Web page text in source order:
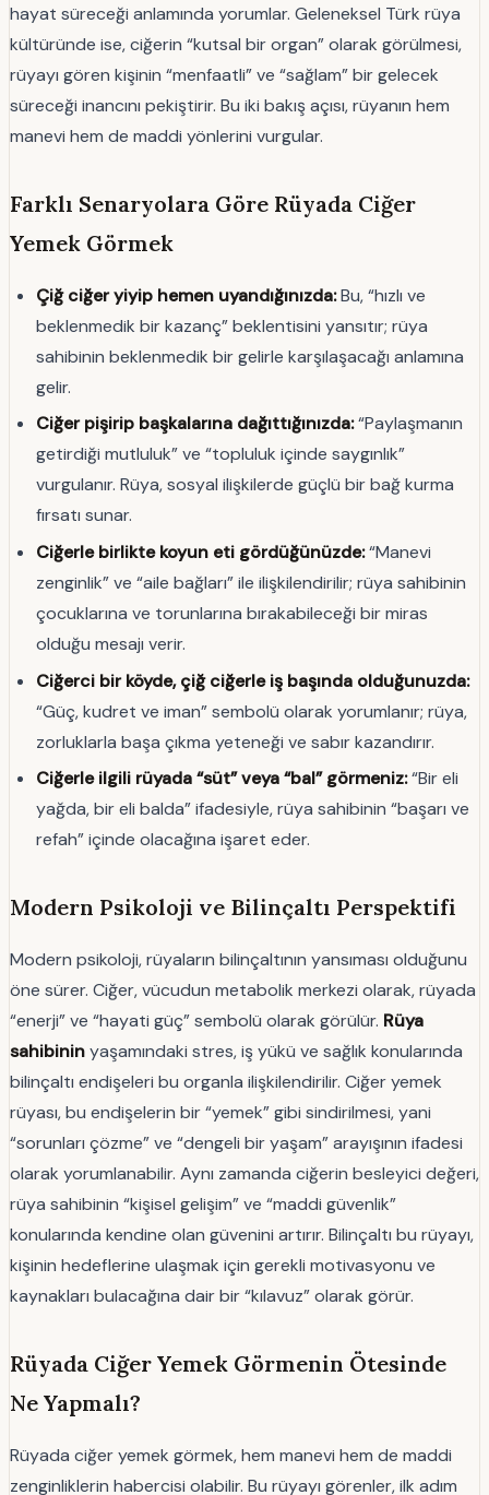
hayat süreceği anlamında yorumlar. Geleneksel Türk rüya
kültüründe ise, ciğerin “kutsal bir organ” olarak görülmesi,
rüyayı gören kişinin “menfaatli” ve “sağlam” bir gelecek
süreceği inancını pekiştirir. Bu iki bakış açısı, rüyanın hem
manevi hem de maddi yönlerini vurgular.
Farklı Senaryolara Göre Rüyada Ciğer
Yemek Görmek
Çiğ ciğer yiyip hemen uyandığınızda:Bu, “hızlı ve
beklenmedik bir kazanç” beklentisini yansıtır; rüya
sahibinin beklenmedik bir gelirle karşılaşacağı anlamına
gelir.
Ciğer pişirip başkalarına dağıttığınızda:“Paylaşmanın
getirdiği mutluluk” ve “topluluk içinde saygınlık”
vurgulanır. Rüya, sosyal ilişkilerde güçlü bir bağ kurma
fırsatı sunar.
Ciğerle birlikte koyun eti gördüğünüzde:“Manevi
zenginlik” ve “aile bağları” ile ilişkilendirilir; rüya sahibinin
çocuklarına ve torunlarına bırakabileceği bir miras
olduğu mesajı verir.
Ciğerci bir köyde, çiğ ciğerle iş başında olduğunuzda:
“Güç, kudret ve iman” sembolü olarak yorumlanır; rüya,
zorluklarla başa çıkma yeteneği ve sabır kazandırır.
Ciğerle ilgili rüyada “süt” veya “bal” görmeniz:“Bir eli
yağda, bir eli balda” ifadesiyle, rüya sahibinin “başarı ve
refah” içinde olacağına işaret eder.
Modern Psikoloji ve Bilinçaltı Perspektifi
Modern psikoloji, rüyaların bilinçaltının yansıması olduğunu
öne sürer. Ciğer, vücudun metabolik merkezi olarak, rüyada
“enerji” ve “hayati güç” sembolü olarak görülür. Rüya
sahibininyaşamındaki stres, iş yükü ve sağlık konularında
bilinçaltı endişeleri bu organla ilişkilendirilir. Ciğer yemek
rüyası, bu endişelerin bir “yemek” gibi sindirilmesi, yani
“sorunları çözme” ve “dengeli bir yaşam” arayışının ifadesi
olarak yorumlanabilir. Aynı zamanda ciğerin besleyici değeri,
rüya sahibinin “kişisel gelişim” ve “maddi güvenlik”
konularında kendine olan güvenini artırır. Bilinçaltı bu rüyayı,
kişinin hedeflerine ulaşmak için gerekli motivasyonu ve
kaynakları bulacağına dair bir “kılavuz” olarak görür.
Rüyada Ciğer Yemek Görmenin Ötesinde
Ne Yapmalı?
Rüyada ciğer yemek görmek, hem manevi hem de maddi
zenginliklerin habercisi olabilir. Bu rüyayı görenler, ilk adım